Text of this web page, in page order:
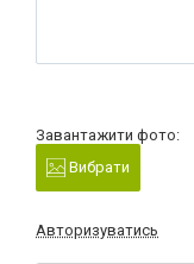
Завантажити фото:
Вибрати
Авторизуватись